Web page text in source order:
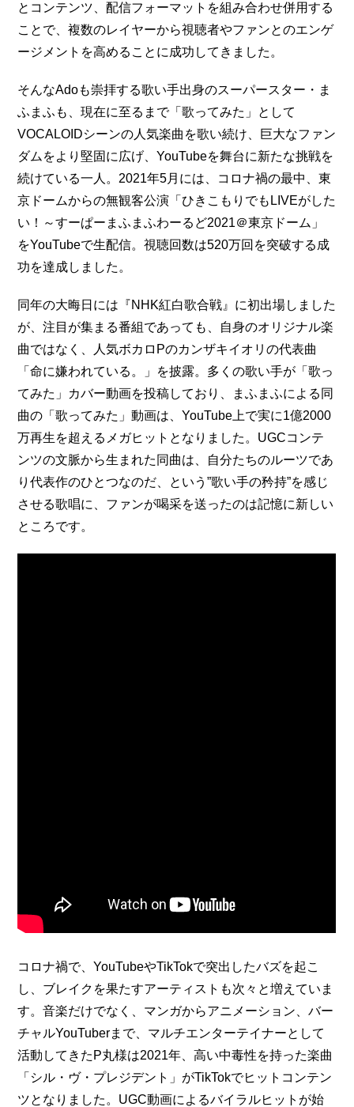
とコンテンツ、配信フォーマットを組み合わせ併用する
ことで、複数のレイヤーから視聴者やファンとのエンゲ
ージメントを高めることに成功してきました。
そんなAdoも崇拝する歌い手出身のスーパースター・ま
ふまふも、現在に至るまで「歌ってみた」として
VOCALOIDシーンの人気楽曲を歌い続け、巨大なファン
ダムをより堅固に広げ、YouTubeを舞台に新たな挑戦を
続けている一人。2021年5月には、コロナ禍の最中、東
京ドームからの無観客公演「ひきこもりでもLIVEがした
い！～すーぱーまふまふわーるど2021＠東京ドーム」
をYouTubeで生配信。視聴回数は520万回を突破する成
功を達成しました。
同年の大晦日には『NHK紅白歌合戦』に初出場しました
が、注目が集まる番組であっても、自身のオリジナル楽
曲ではなく、人気ボカロPのカンザキイオリの代表曲
「命に嫌われている。」を披露。多くの歌い手が「歌っ
てみた」カバー動画を投稿しており、まふまふによる同
曲の「歌ってみた」動画は、YouTube上で実に1億2000
万再生を超えるメガヒットとなりました。UGCコンテ
ンツの文脈から生まれた同曲は、自分たちのルーツであ
り代表作のひとつなのだ、という”歌い手の矜持”を感じ
させる歌唱に、ファンが喝采を送ったのは記憶に新しい
ところです。
コロナ禍で、YouTubeやTikTokで突出したバズを起こ
し、ブレイクを果たすアーティストも次々と増えていま
す。音楽だけでなく、マンガからアニメーション、バー
チャルYouTuberまで、マルチエンターテイナーとして
活動してきたP丸様は2021年、高い中毒性を持った楽曲
「シル・ヴ・プレジデント」がTikTokでヒットコンテン
ツとなりました。UGC動画によるバイラルヒットが始